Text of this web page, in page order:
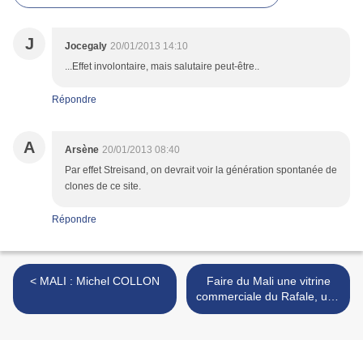
J Jocegaly 20/01/2013 14:10
...Effet involontaire, mais salutaire peut-être..
Répondre
A Arsène 20/01/2013 08:40
Par effet Streisand, on devrait voir la génération spontanée de
clones de ce site.
Répondre
< MALI : Michel COLLON
Faire du Mali une vitrine
commerciale du Rafale, une
déclaration inouïe de